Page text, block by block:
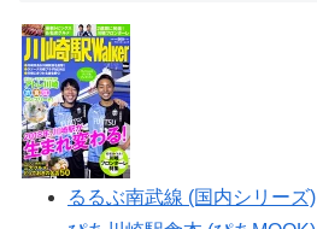
るるぶ南武線 (国内シリーズ)